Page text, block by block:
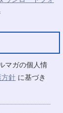
マガの個人情
方針 に基づき